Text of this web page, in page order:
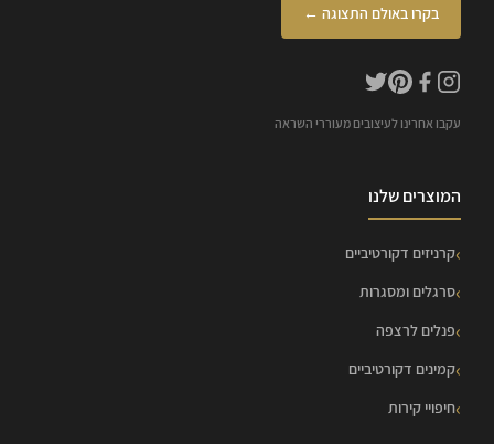
בקרו באולם התצוגה ←
עקבו אחרינו לעיצובים מעוררי השראה
המוצרים שלנו
קרניזים דקורטיביים
סרגלים ומסגרות
פנלים לרצפה
קמינים דקורטיביים
חיפויי קירות